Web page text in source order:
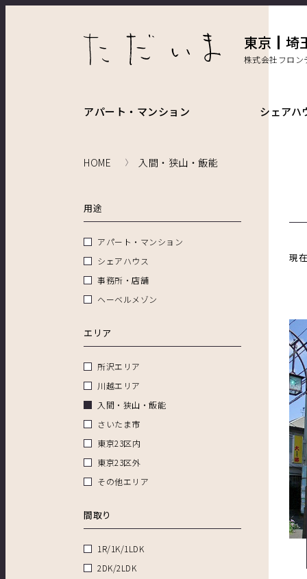
東京 埼
株式会社フロン
アパート・マンション シェアハ
HOME 入間・狭山・飯能
現
用途
アパート・マンション
シェアハウス
事務所・店舗
ヘーベルメゾン
エリア
所沢エリア
川越エリア
入間・狭山・飯能
さいたま市
東京23区内
東京23区外
その他エリア
間取り
1R/1K/1LDK
2DK/2LDK